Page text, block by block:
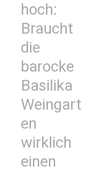
hoch:
Braucht
die
barocke
Basilika
Weingart
en
wirklich
einen